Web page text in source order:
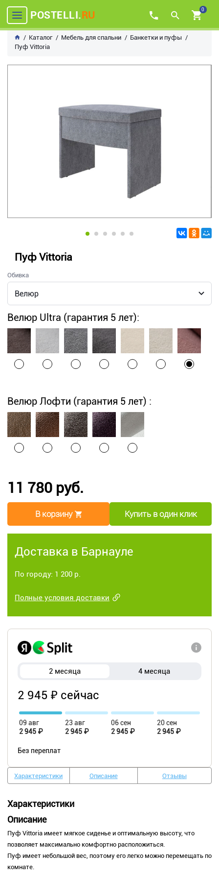
POSTELLI.RU 0
Каталог Мебель для спальни
Банкетки и пуфы
Пуф Vittoria
Пуф Vittoria
Обивка
Велюр Ultra (гарантия 5 лет):
Велюр Лофти (гарантия 5 лет) :
11 780 руб.
В корзину Купить в один клик
Доставка в Барнауле
По городу: 1 200 р.
Полные условия доставки
2 месяца 4 месяца
2 945 ₽ сейчас
09 авг
2 945 ₽
23 авг
2 945 ₽
06 сен
2 945 ₽
20 сен
2 945 ₽
Без переплат
Характеристики Описание Отзывы
Характеристики
Описание
Пуф Vittoria имеет мягкое сиденье и оптимальную высоту, что
позволяет максимально комфортно расположиться.
Пуф имеет небольшой вес, поэтому его легко можно перемещать по
комнате.